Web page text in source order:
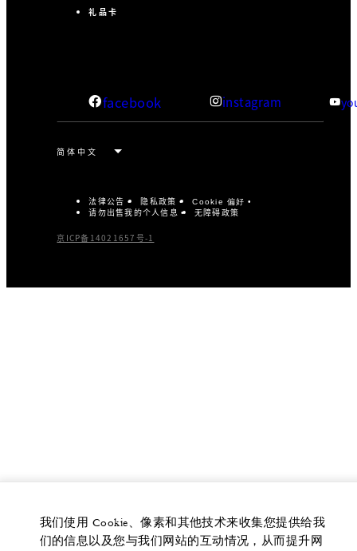
礼品卡
facebook instagram
法律公告 隐私政策 Cookie 偏好
请勿出售我的个人信息 无障碍政策
京ICP备14021657号-1
我们使用 Cookie、像素和其他技术来收集您提供给我
们的信息以及您与我们网站的互动情况，从而提升网